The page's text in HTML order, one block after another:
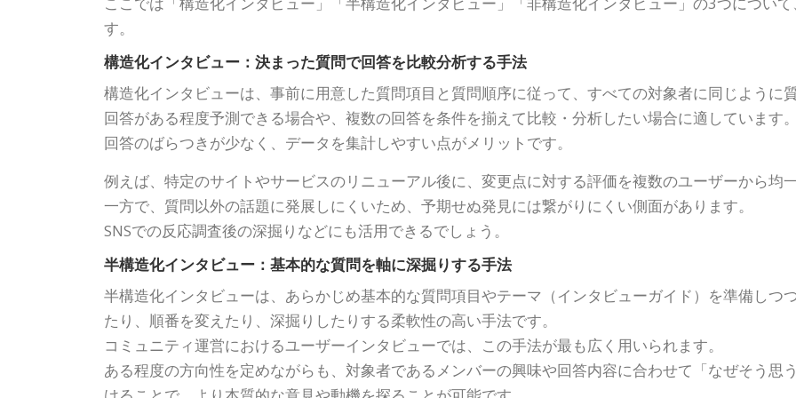
す。
構造化インタビュー：決まった質問で回答を比較分析する手法
構造化インタビューは、事前に用意した質問項目と質問順序に従って、すべての対象者に同じように
回答がある程度予測できる場合や、複数の回答を条件を揃えて比較・分析したい場合に適しています
回答のばらつきが少なく、データを集計しやすい点がメリットです。
例えば、特定のサイトやサービスのリニューアル後に、変更点に対する評価を複数のユーザーから均
一方で、質問以外の話題に発展しにくいため、予期せぬ発見には繋がりにくい側面があります。
SNSでの反応調査後の深掘りなどにも活用できるでしょう。
半構造化インタビュー：基本的な質問を軸に深掘りする手法
半構造化インタビューは、あらかじめ基本的な質問項目やテーマ（インタビューガイド）を準備しつ
たり、順番を変えたり、深掘りしたりする柔軟性の高い手法です。
コミュニティ運営におけるユーザーインタビューでは、この手法が最も広く用いられます。
ある程度の方向性を定めながらも、対象者であるメンバーの興味や回答内容に合わせて「なぜそう思